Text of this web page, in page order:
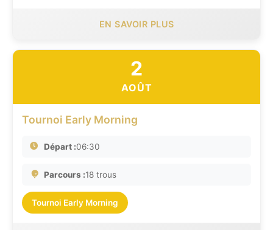
EN SAVOIR PLUS
2
AOÛT
Tournoi Early Morning
Départ :06:30
Parcours :18 trous
Tournoi Early Morning